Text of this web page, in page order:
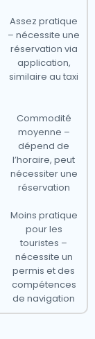
Assez pratique
– nécessite une
réservation via
application,
similaire au taxi
Commodité
moyenne –
dépend de
l’horaire, peut
nécessiter une
réservation
Moins pratique
pour les
touristes –
nécessite un
permis et des
compétences
de navigation